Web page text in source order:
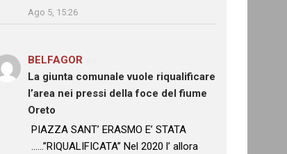
Ago 5, 15:26
BELFAGOR
La giunta comunale vuole riqualificare
l’area nei pressi della foce del fiume
Oreto
: “
PIAZZA SANT’ ERASMO E’ STATA
……”RIQUALIFICATA” Nel 2020 l’ allora